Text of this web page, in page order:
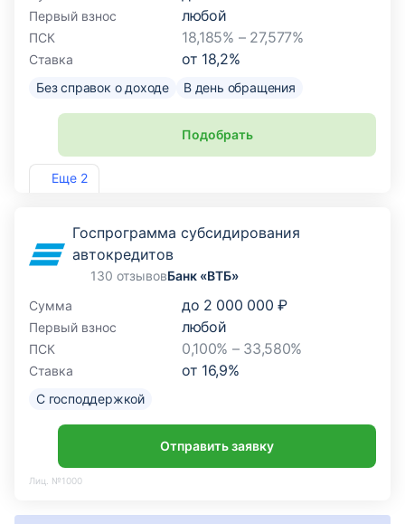
Еще 2
Первый взнос любой
ПСК 18,185% – 27,577%
Ставка от 18,2%
Без справок о доходе В день обращения
Подобрать
Лиц. №2275
Госпрограмма субсидирования
автокредитов
130 отзывовБанк «ВТБ»
Сумма
до 2 000 000 ₽
Первый взнос любой
ПСК 0,100% – 33,580%
Ставка от 16,9%
С господдержкой
Отправить заявку
Лиц. №1000